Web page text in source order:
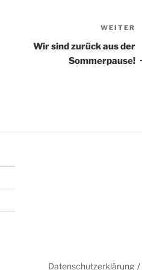
WEITER
Wir sind zurück aus der
Sommerpause!
Datenschutzerklärung